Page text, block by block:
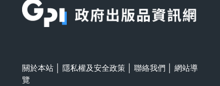
關於本站 隱私權及安全政策 聯絡我們
網站導
覽